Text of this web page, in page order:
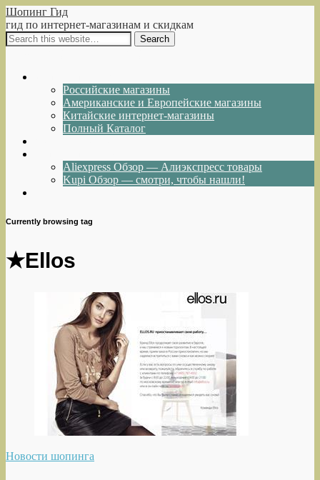
Шопинг Гид
гид по интернет-магазинам и скидкам
Российские магазины
Американские и Европейские магазины
Китайские интернет-магазины
Полный Каталог
Aliexpress Обзор — Алиэкспресс товары
Kupi Обзор — смотри, чтобы нашли!
Currently browsing tag
★Ellos
Новости шопинга